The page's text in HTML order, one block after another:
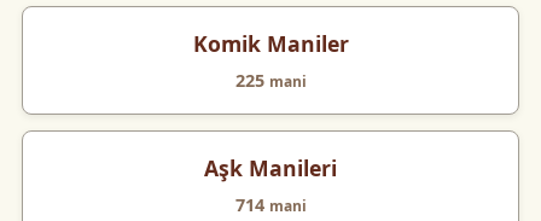
Komik Maniler
225 mani
Aşk Manileri
714 mani